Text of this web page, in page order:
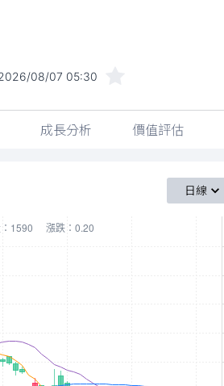
08/07 05:30
成長分析 價值評估
日線